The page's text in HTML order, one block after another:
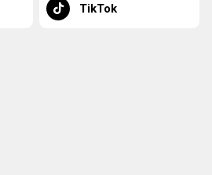
TikTok